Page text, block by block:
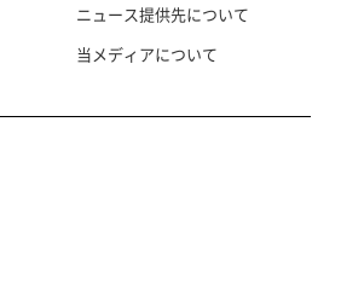
ニュース提供先について
当メディアについて